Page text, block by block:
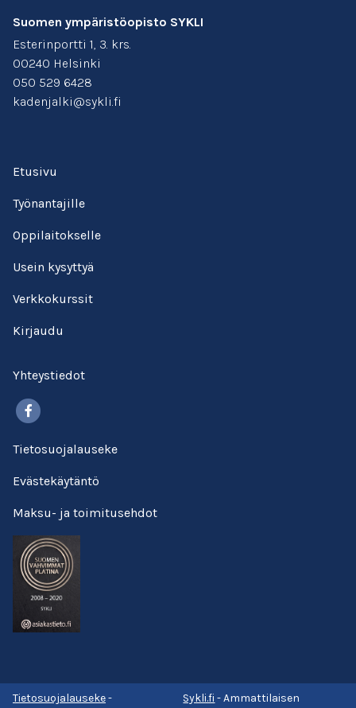
Suomen ympäristöopisto SYKLI
Esterinportti 1, 3. krs.
00240 Helsinki
050 529 6428
kadenjalki@sykli.fi
Etusivu
Työnantajille
Oppilaitokselle
Usein kysyttyä
Verkkokurssit
Kirjaudu
Yhteystiedot
Tietosuojalauseke
Evästekäytäntö
Maksu- ja toimitusehdot
Tietosuojalauseke- Sykli.fi - Ammattilaisen